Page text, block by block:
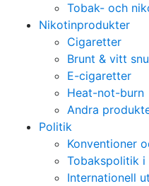
Tobak- och
Nikotinprodukter
Cigaretter
Brunt & vitt
E-cigaretter
Heat-not-burn
Andra
Politik
Konventioner
Tobakspolitik i
Internationell